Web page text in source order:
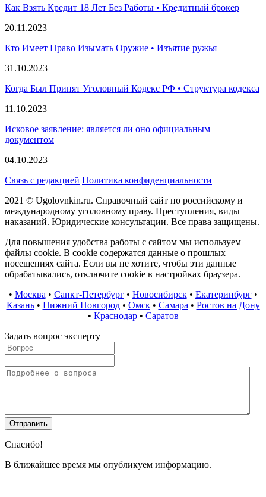
Как Взять Кредит 18 Лет Без Работы • Кредитный брокер
20.11.2023
Кто Имеет Право Изымать Оружие • Изъятие ружья
31.10.2023
Когда Был Принят Уголовный Кодекс РФ • Структура кодекса
11.10.2023
Исковое заявление: является ли оно официальным
документом
04.10.2023
Связь с редакцией Политика конфиденциальности
2021 © Ugolovnkin.ru. Справочный сайт по российскому и
международному уголовному праву. Преступления, виды
наказаний. Юридические консультации. Все права защищены.
Для повышения удобства работы с сайтом мы используем
файлы cookie. В cookie содержатся данные о прошлых
посещениях сайта. Если вы не хотите, чтобы эти данные
обрабатывались, отключите cookie в настройках браузера.
• Москва • Санкт-Петербург• Новосибирск• Екатеринбург•
Казань• Нижний Новгород• Омск• Самара • Ростов на Дону
• Краснодар• Саратов
Задать вопрос эксперту
Спасибо!
В ближайшее время мы опубликуем информацию.